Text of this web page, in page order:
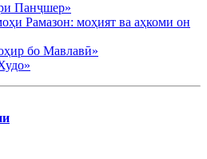
Панҷшер»
Рамазон: моҳият ва аҳкоми он
бо Мавлавӣ»